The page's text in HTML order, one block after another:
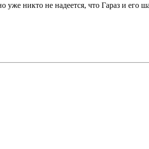
никто не надеется, что Гараз и его